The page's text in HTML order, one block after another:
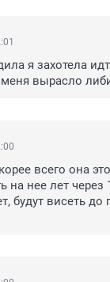
я захотела
меня вырасло
всего она
на нее лет через
будут висеть до